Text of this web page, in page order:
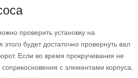
проверить установку на
этого будет достаточно провернуть вал
Если во время прокручивания не
с элементами корпуса,